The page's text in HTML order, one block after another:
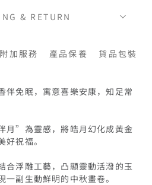
& RETURN
附加服務 產品保養 貨品包裝
伴免眠，寓意喜樂安康，知足常
月”為靈感，將皓月幻化成黃金
祝福。
合浮雕工藝，凸顯靈動活潑的玉
副生動鮮明的中秋畫卷。